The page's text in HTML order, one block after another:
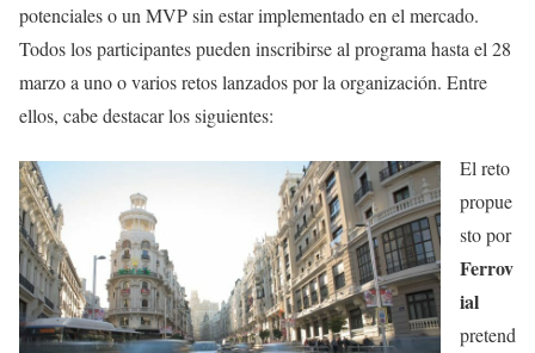
potenciales o un MVP sin estar implementado en el mercado.
Todos los participantes pueden inscribirse al programa hasta el 28
marzo a uno o varios retos lanzados por la organización. Entre
ellos, cabe destacar los siguientes:
El reto
propue
sto por
Ferrov
ial
pretend